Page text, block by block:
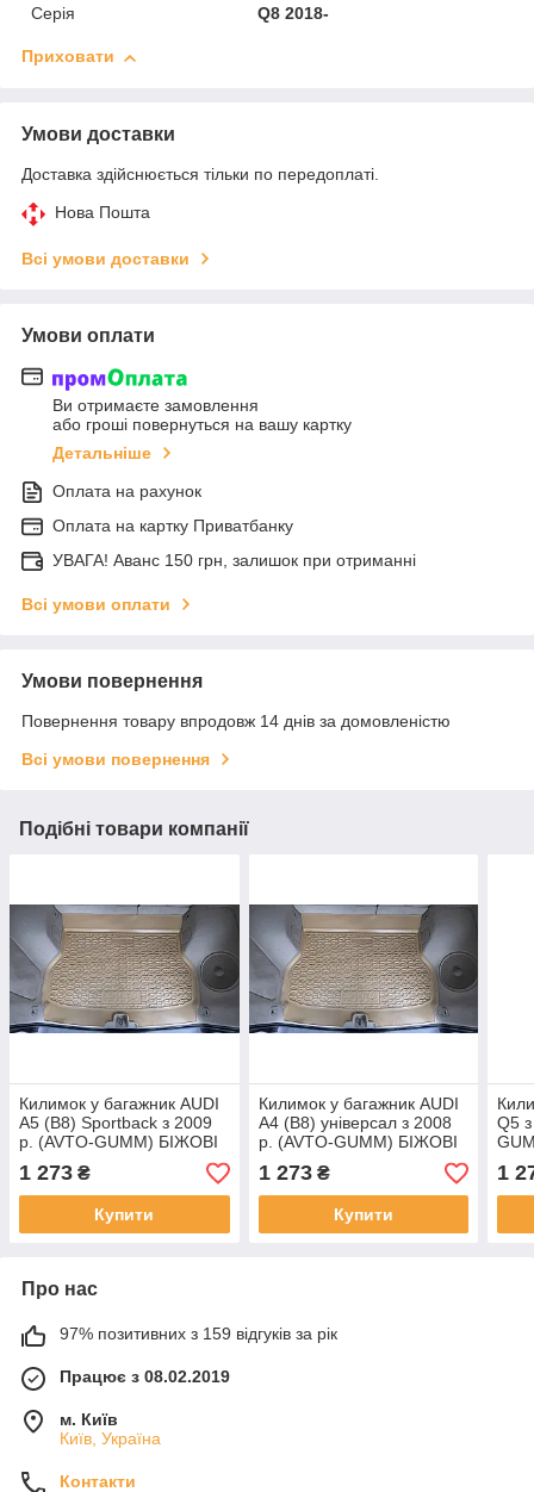
Серія
Q8 2018-
Приховати
Умови доставки
Доставка здійснюється тільки по передоплаті.
Нова Пошта
Всі умови доставки
Умови оплати
Ви отримаєте замовлення
або гроші повернуться на вашу картку
Детальніше
Оплата на рахунок
Оплата на картку Приватбанку
УВАГА! Аванс 150 грн, залишок при отриманні
Всі умови оплати
Умови повернення
Повернення товару впродовж 14 днів за домовленістю
Всі умови повернення
Подібні товари компанії
Килимок у багажник AUDI
A5 (B8) Sportback з 2009
р. (AVTO-GUMM) БІЖОВІ
поліуретан
1 273 ₴
Купити
Килимок у багажник AUDI
A4 (B8) універсал з 2008
р. (AVTO-GUMM) БІЖОВІ
поліуретан
1 273₴
Купити
Q5
1
Про нас
97% позитивних з 159 відгуків за рік
Працює з 08.02.2019
м. Київ
Київ, Україна
Контакти